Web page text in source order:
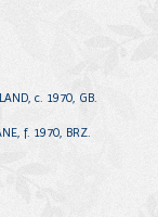
c. 1970, GB.
f. 1970, BRZ.